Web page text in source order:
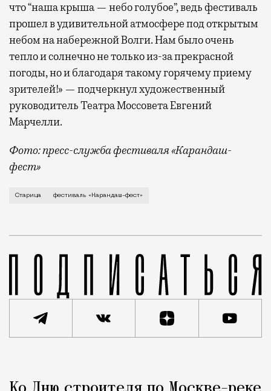
что “наша крыша — небо голубое”, ведь фестиваль
прошел в удивительной атмосфере под открытым
небом на набережной Волги. Нам было очень
тепло и солнечно не только из-за прекрасной
погоды, но и благодаря такому горячему приему
зрителей!» — подчеркнул художественный
руководитель Театра Моссовета Евгений
Марчелли.
Фото: пресс-служба фестиваля «Карандаш-
фест»
В минувший уикенд маленькая Старица в
Старица фестиваль «Карандаш-фест»
Город